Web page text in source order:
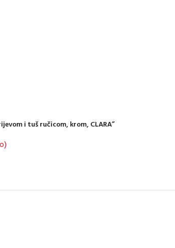
i tuš ručicom, krom, CLARA”